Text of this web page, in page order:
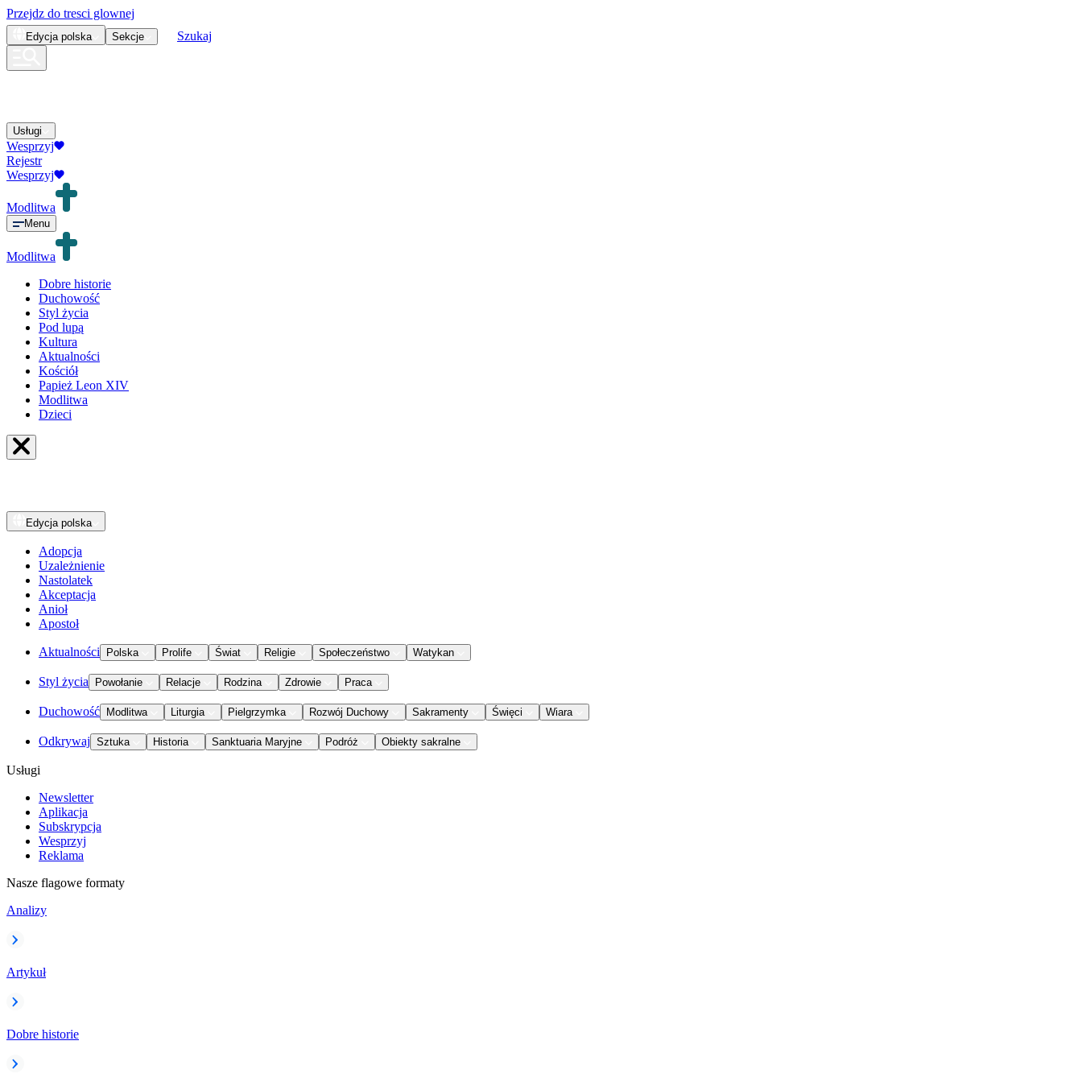
Przejdz do tresci glownej
Edycja polska Sekcje Szukaj
Usługi
Wesprzyj
Rejestr
Wesprzyj
Modlitwa
Menu
Modlitwa
Dobre historie
Duchowość
Styl życia
Pod lupą
Kultura
Aktualności
Kościół
Papież Leon XIV
Modlitwa
Dzieci
Edycja polska
Adopcja
Uzależnienie
Nastolatek
Akceptacja
Anioł
Apostoł
Aktualności Polska Prolife Świat Religie Społeczeństwo Watykan
Styl życia Powołanie Relacje Rodzina Zdrowie Praca
Duchowość Modlitwa Liturgia Pielgrzymka Rozwój Duchowy Sakramenty Święci Wiara
Odkrywaj Sztuka Historia Sanktuaria Maryjne Podróż Obiekty sakralne
Usługi
Newsletter
Aplikacja
Subskrypcja
Wesprzyj
Reklama
Nasze flagowe formaty
Analizy
Artykuł
Dobre historie